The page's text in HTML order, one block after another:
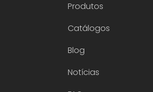
Produtos
Catálogos
Blog
Notícias